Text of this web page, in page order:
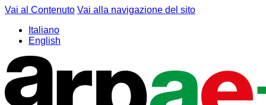
Vai al Contenuto Vai alla navigazione del sito
Italiano
English